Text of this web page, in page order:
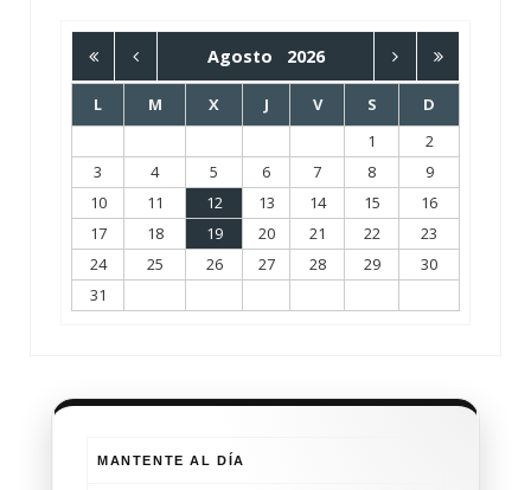
Agosto 2026
L M X J V S
D
1
2
3
4 5 6 7 8
9
10
11 12 13 14 15
16
17
18 19 20 21 22
23
24
25 26 27 28 29
30
31
MANTENTE AL DÍA